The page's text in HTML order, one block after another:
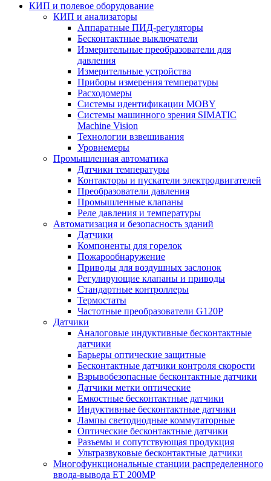
КИП и полевое оборудование
КИП и анализаторы
Аппаратные ПИД-регуляторы
Бесконтактные выключатели
Измерительные преобразователи для
давления
Измерительные устройства
Приборы измерения температуры
Расходомеры
Системы идентификации MOBY
Системы машинного зрения SIMATIC
Machine Vision
Технологии взвешивания
Уровнемеры
Промышленная автоматика
Датчики температуры
Контакторы и пускатели электродвигателей
Преобразователи давления
Промышленные клапаны
Реле давления и температуры
Автоматизация и безопасность зданий
Датчики
Компоненты для горелок
Пожарообнаружение
Приводы для воздушных заслонок
Регулирующие клапаны и приводы
Стандартные контроллеры
Термостаты
Частотные преобразователи G120P
Датчики
Аналоговые индуктивные бесконтактные
датчики
Барьеры оптические защитные
Бесконтактные датчики контроля скорости
Взрывобезопасные бесконтактные датчики
Датчики метки оптические
Емкостные бесконтактные датчики
Индуктивные бесконтактные датчики
Лампы светодиодные коммутаторные
Оптические бесконтактные датчики
Разъемы и сопутствующая продукция
Ультразвуковые бесконтактные датчики
Многофункциональные станции распределенного
ввода-вывода ET 200MP